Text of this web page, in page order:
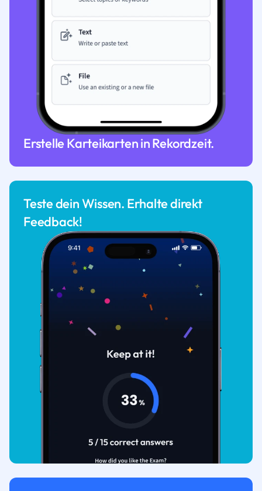
Erstelle Karteikarten in Rekordzeit.
Teste dein Wissen. Erhalte direkt
Feedback!